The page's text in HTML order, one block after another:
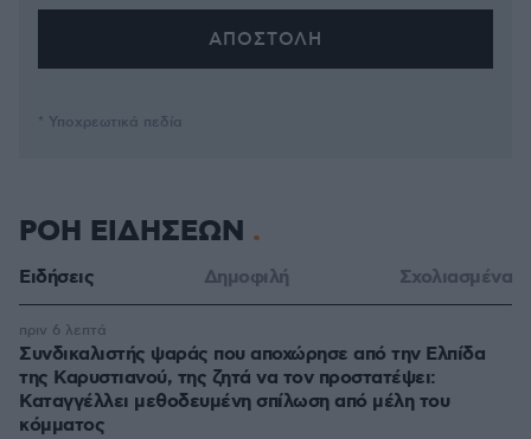
* Υποχρεωτικά πεδία
ΡΟΗ ΕΙΔΗΣΕΩΝ
Ειδήσεις Δημοφιλή Σχολιασμένα
Συνδικαλιστής ψαράς που αποχώρησε από την Ελπίδα
της Καρυστιανού, της ζητά να τον προστατέψει:
Καταγγέλλει μεθοδευμένη σπίλωση από μέλη του
κόμματος
πριν 6 λεπτά